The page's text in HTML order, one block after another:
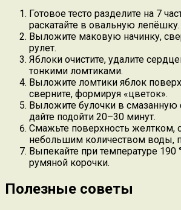
Готовое тесто разделите на 7
раскатайте в овальную лепёшку.
Выложите маковую начинку,
рулет.
Яблоки очистите, удалите
тонкими ломтиками.
Выложите ломтики яблок
сверните, формируя «цветок».
Выложите булочки в смазанную
дайте подойти 20–30 минут.
Смажьте поверхность
небольшим количеством воды,
Выпекайте при температуре 190
румяной корочки.
Полезные советы